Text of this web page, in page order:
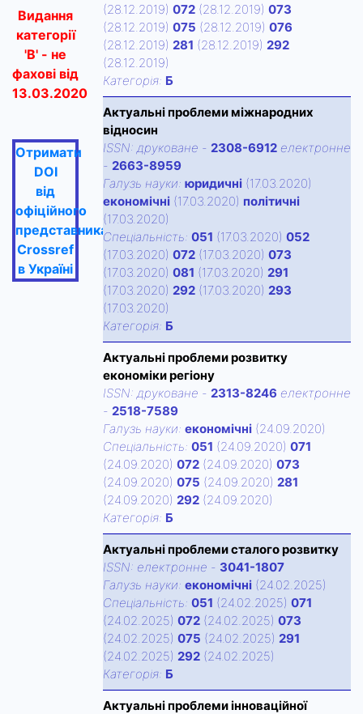
Видання
категорії
'В' - не
фахові від
13.03.2020
Отримати
DOI
від
офіційного
представника
Crossref
в Україні
(28.12.2019) 072 (28.12.2019) 073
(28.12.2019) 075 (28.12.2019) 076
(28.12.2019) 281 (28.12.2019) 292
(28.12.2019)
Категорiя: Б
Актуальні проблеми міжнародних
відносин
ISSN: друковане - 2308-6912 електронне
- 2663-8959
Галузь науки: юридичні (17.03.2020)
економічні (17.03.2020) політичні
(17.03.2020)
Спецiальнiсть: 051 (17.03.2020) 052
(17.03.2020) 072 (17.03.2020) 073
(17.03.2020) 081 (17.03.2020) 291
(17.03.2020) 292 (17.03.2020) 293
(17.03.2020)
Категорiя: Б
Актуальні проблеми розвитку
економіки регіону
ISSN: друковане - 2313-8246 електронне
- 2518-7589
Галузь науки: економічні (24.09.2020)
Спецiальнiсть: 051 (24.09.2020) 071
(24.09.2020) 072 (24.09.2020) 073
(24.09.2020) 075 (24.09.2020) 281
(24.09.2020) 292 (24.09.2020)
Категорiя: Б
Актуальні проблеми сталого розвитку
ISSN: електронне - 3041-1807
Галузь науки: економічні (24.02.2025)
Спецiальнiсть: 051 (24.02.2025) 071
(24.02.2025) 072 (24.02.2025) 073
(24.02.2025) 075 (24.02.2025) 291
(24.02.2025) 292 (24.02.2025)
Категорiя: Б
Актуальні проблеми інноваційної